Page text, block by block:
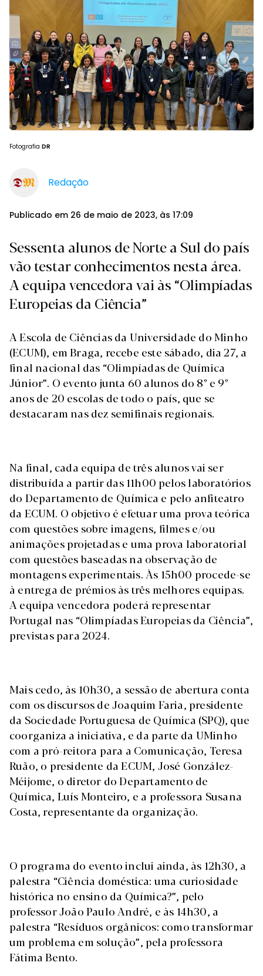
Fotografia DR
Redação
Publicado em 26 de maio de 2023, às 17:09
Sessenta alunos de Norte a Sul do país
vão testar conhecimentos nesta área.
A equipa vencedora vai às “Olimpíadas
Europeias da Ciência”
A Escola de Ciências da Universidade do Minho
(ECUM), em Braga, recebe este sábado, dia 27, a
final nacional das “Olimpíadas de Química
Júnior”. O evento junta 60 alunos do 8º e 9º
anos de 20 escolas de todo o país, que se
destacaram nas dez semifinais regionais.
Na final, cada equipa de três alunos vai ser
distribuída a partir das 11h00 pelos laboratórios
do Departamento de Química e pelo anfiteatro
da ECUM. O objetivo é efetuar uma prova teórica
com questões sobre imagens, filmes e/ou
animações projetadas e uma prova laboratorial
com questões baseadas na observação de
montagens experimentais. Às 15h00 procede-se
à entrega de prémios às três melhores equipas.
A equipa vencedora poderá representar
Portugal nas “Olimpíadas Europeias da Ciência”,
previstas para 2024.
Mais cedo, às 10h30, a sessão de abertura conta
com os discursos de Joaquim Faria, presidente
da Sociedade Portuguesa de Química (SPQ), que
coorganiza a iniciativa, e da parte da UMinho
com a pró-reitora para a Comunicação, Teresa
Ruão, o presidente da ECUM, José González-
Méijome, o diretor do Departamento de
Química, Luís Monteiro, e a professora Susana
Costa, representante da organização.
O programa do evento inclui ainda, às 12h30, a
palestra “Ciência doméstica: uma curiosidade
histórica no ensino da Química?”, pelo
professor João Paulo André, e às 14h30, a
palestra “Resíduos orgânicos: como transformar
um problema em solução”, pela professora
Fátima Bento.